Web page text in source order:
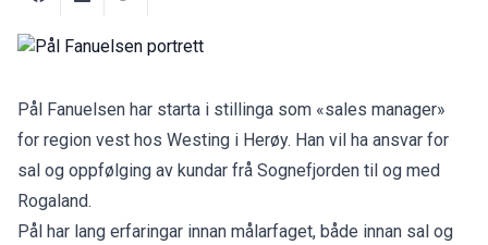
Pål Fanuelsen har starta i stillinga som «sales manager»
for region vest hos Westing i Herøy. Han vil ha ansvar for
sal og oppfølging av kundar frå Sognefjorden til og med
Rogaland.
Pål har lang erfaringar innan målarfaget, både innan sal og